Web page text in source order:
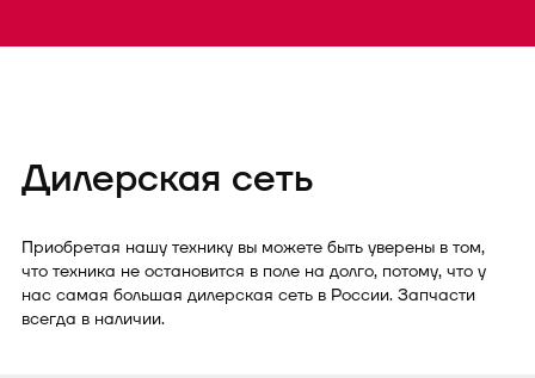
Дилерская сеть
Приобретая нашу технику вы можете быть уверены в том,
что техника не остановится в поле на долго, потому, что у
нас самая большая дилерская сеть в России. Запчасти
всегда в наличии.